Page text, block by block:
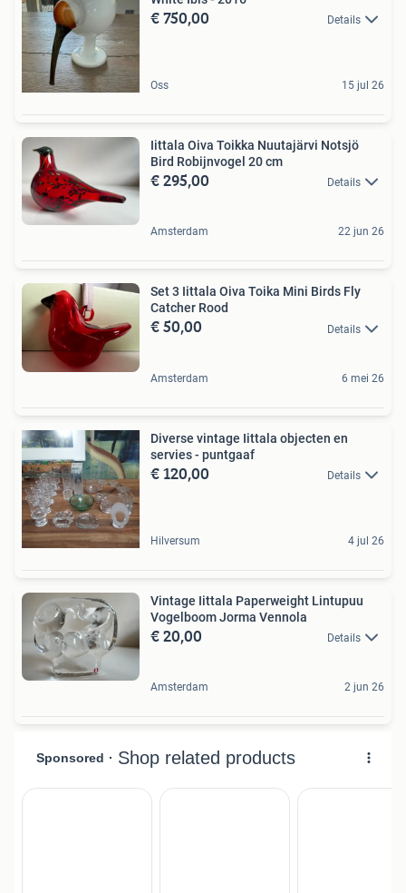
€ 750,00 Details
Oss 15 jul 26
Iittala Oiva Toikka Nuutajärvi Notsjö
Bird Robijnvogel 20 cm
€ 295,00 Details
Amsterdam 22 jun 26
Set 3 Iittala Oiva Toika Mini Birds Fly
Catcher Rood
€ 50,00 Details
Amsterdam 6 mei 26
Diverse vintage Iittala objecten en
servies - puntgaaf
€ 120,00 Details
Hilversum 4 jul 26
Vintage Iittala Paperweight Lintupuu
Vogelboom Jorma Vennola
€ 20,00 Details
Amsterdam 2 jun 26